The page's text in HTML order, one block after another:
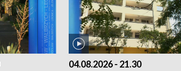
04.08.2026 - 21.30